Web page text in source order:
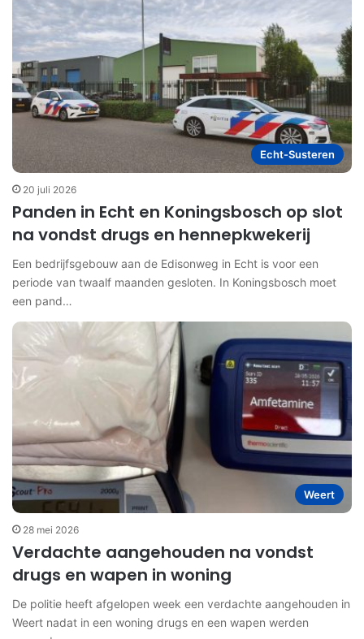
Echt-Susteren
20 juli 2026
Panden in Echt en Koningsbosch op slot
na vondst drugs en hennepkwekerij
Een bedrijfsgebouw aan de Edisonweg in Echt is voor een
periode van twaalf maanden gesloten. In Koningsbosch moet
een pand…
Weert
28 mei 2026
Verdachte aangehouden na vondst
drugs en wapen in woning
De politie heeft afgelopen week een verdachte aangehouden in
Weert nadat in een woning drugs en een wapen werden